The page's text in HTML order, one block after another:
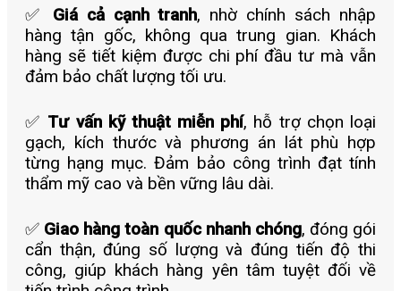
✅ Giá cả cạnh tranh, nhờ chính sách nhập
hàng tận gốc, không qua trung gian. Khách
hàng sẽ tiết kiệm được chi phí đầu tư mà vẫn
đảm bảo chất lượng tối ưu.
✅ Tư vấn kỹ thuật miễn phí, hỗ trợ chọn loại
gạch, kích thước và phương án lát phù hợp
từng hạng mục. Đảm bảo công trình đạt tính
thẩm mỹ cao và bền vững lâu dài.
✅ Giao hàng toàn quốc nhanh chóng, đóng gói
cẩn thận, đúng số lượng và đúng tiến độ thi
công, giúp khách hàng yên tâm tuyệt đối về